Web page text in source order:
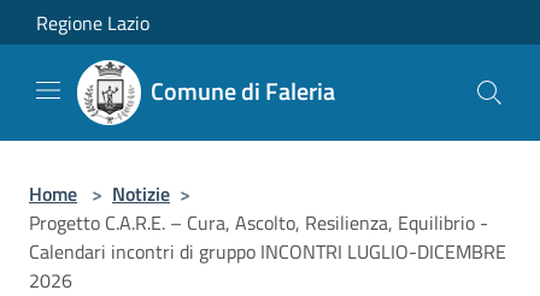
Salta al contenuto principale
Regione Lazio
Comune di Faleria
Home > Notizie >
Progetto C.A.R.E. – Cura, Ascolto, Resilienza, Equilibrio -
Calendari incontri di gruppo INCONTRI LUGLIO-DICEMBRE
2026